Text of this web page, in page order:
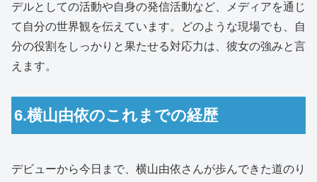
デルとしての活動や自身の発信活動など、メディアを通じ
て自分の世界観を伝えています。どのような現場でも、自
分の役割をしっかりと果たせる対応力は、彼女の強みと言
えます。
6.横山由依のこれまでの経歴
デビューから今日まで、横山由依さんが歩んできた道のり